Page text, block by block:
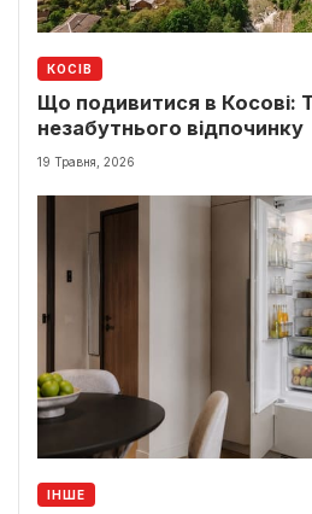
КОСІВ
Що подивитися в Косові:
незабутнього відпочинку
19 Травня, 2026
ІНШЕ